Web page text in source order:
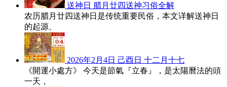
送神日 腊月廿四送神习俗全解
农历腊月廿四送神日是传统重要民俗，本文详解送神日
的起源、
2026年2月4日 己酉日 十二月十七
《開運小處方》 今天是節氣『立春』，是太陽曆法的頭
一天，